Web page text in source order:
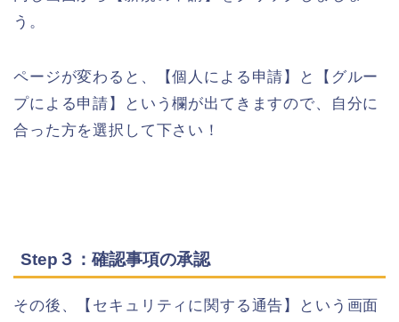
う。
ページが変わると、【個人による申請】と【グルー
プによる申請】という欄が出てきますので、自分に
合った方を選択して下さい！
Step３：確認事項の承認
その後、【セキュリティに関する通告】という画面